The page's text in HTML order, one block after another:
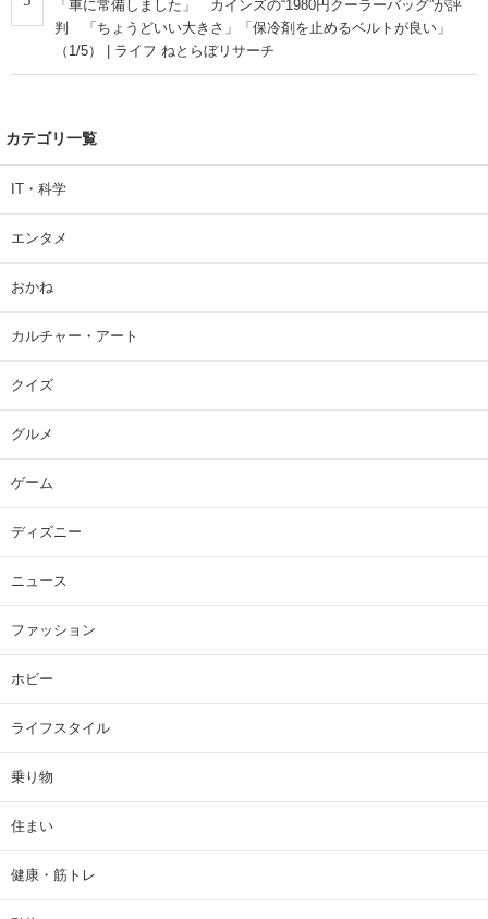
「車に常備しました」 カインズの“1980円クーラーバッグ”が評
判 「ちょうどいい大きさ」「保冷剤を止めるベルトが良い」
（1/5） | ライフ ねとらぼリサーチ
カテゴリ一覧
IT・科学
エンタメ
おかね
カルチャー・アート
クイズ
グルメ
ゲーム
ディズニー
ニュース
ファッション
ホビー
ライフスタイル
乗り物
住まい
健康・筋トレ